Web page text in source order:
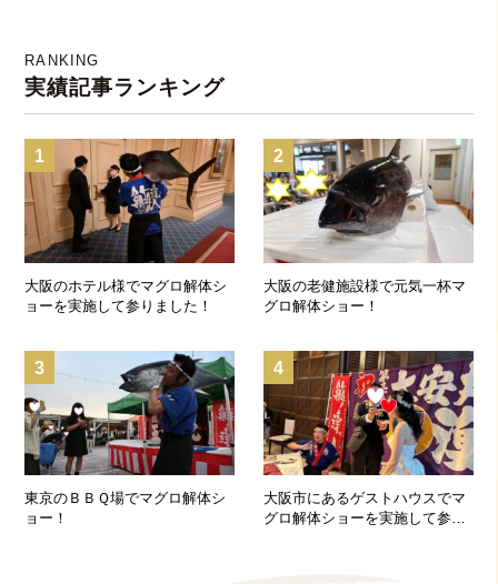
RANKING
実績記事ランキング
1
大阪のホテル様でマグロ解体シ
ョーを実施して参りました！
2
大阪の老健施設様で元気一杯マ
グロ解体ショー！
3
東京のＢＢＱ場でマグロ解体シ
ョー！
4
大阪市にあるゲストハウスでマ
グロ解体ショーを実施して参り